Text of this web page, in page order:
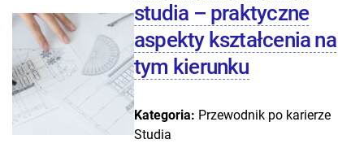
studia – praktyczne
aspekty kształcenia na
tym kierunku
Kategoria: Przewodnik po karierze
Studia